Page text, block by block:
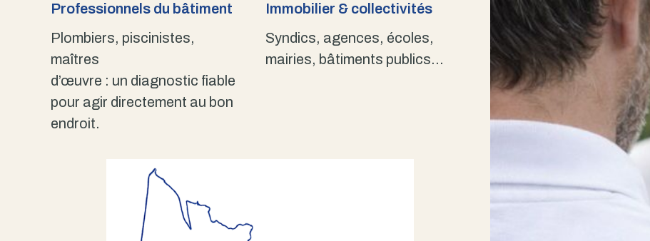
Professionnels du bâtiment
Plombiers, piscinistes,
maîtres
d’œuvre : un diagnostic fiable
pour agir directement au bon
endroit.
Immobilier & collectivités
Syndics, agences, écoles,
mairies, bâtiments publics…